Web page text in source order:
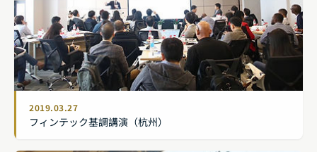
2019.03.27
フィンテック基調講演（杭州）